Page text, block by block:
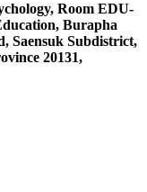
Room EDU-
Burapha
Saensuk Subdistrict,
20131,